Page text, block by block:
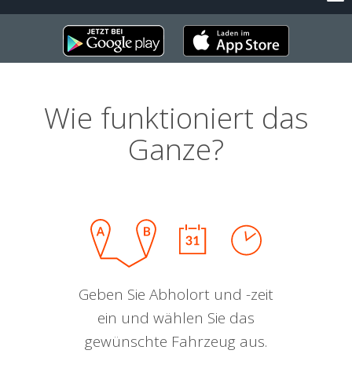
Wie funktioniert das
Ganze?
Geben Sie Abholort und -zeit
ein und wählen Sie das
gewünschte Fahrzeug aus.